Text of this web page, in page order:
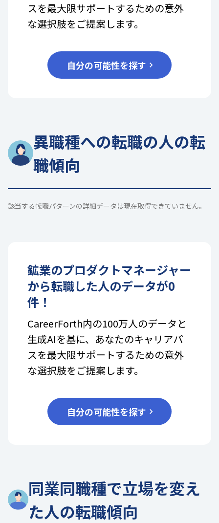
スを最大限サポートするための意外
な選択肢をご提案します。
自分の可能性を探す
異職種への転職の人の転
職傾向
該当する転職パターンの詳細データは現在取得できていません。
鉱業のプロダクトマネージャー
から転職した人のデータが0
件！
CareerForth内の100万人のデータと
生成AIを基に、あなたのキャリアパ
スを最大限サポートするための意外
な選択肢をご提案します。
自分の可能性を探す
同業同職種で立場を変え
た人の転職傾向